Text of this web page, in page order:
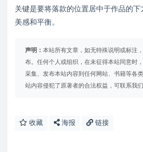
关键是要将落款的位置居中于作品的下
美感和平衡。
声明： 本站所有文章，如无特殊说明或标注
布。任何个人或组织，在未征得本站同意时
采集、发布本站内容到任何网站、书籍等各
站内容侵犯了原著者的合法权益，可联系我们
收藏 海报 链接